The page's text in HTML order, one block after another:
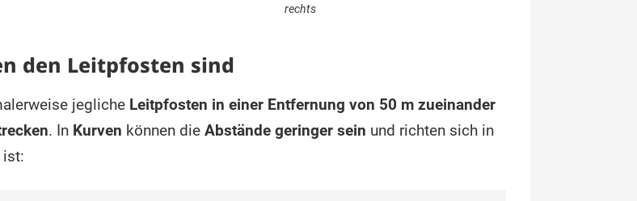
rechts
den Leitpfosten sind
jegliche Leitpfosten in einer Entfernung von 50 m zueinander
. In Kurven können die Abstände geringer sein und richten sich in
ist: